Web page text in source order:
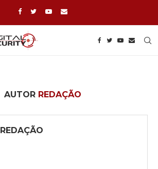
AUTOR REDAÇÃO
REDAÇÃO